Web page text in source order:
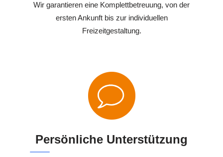
Wir garantieren eine Komplettbetreuung, von der
ersten Ankunft bis zur individuellen
Freizeitgestaltung.
Persönliche Unterstützung